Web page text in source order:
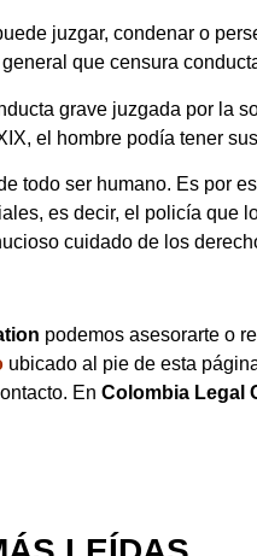
juzgar, condenar o
que censura
grave juzgada por la
el hombre podía tener
todo ser humano. Es por
es decir, el policía que
cuidado de los
podemos asesorarte o
ubicado al pie de esta
En Colombia Legal